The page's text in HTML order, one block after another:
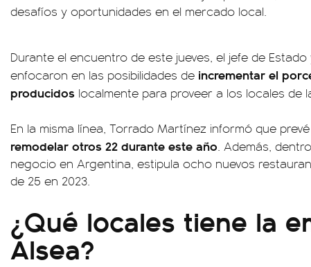
desafíos y oportunidades en el mercado local.
Durante el encuentro de este jueves, el jefe de
enfocaron en las posibilidades de incrementar el
producidos localmente para proveer a los locales de
En la misma línea, Torrado Martínez informó que prevé
remodelar otros 22 durante este año. Además,
negocio en Argentina, estipula ocho nuevos
de 25 en 2023.
¿Qué locales tiene la
Alsea?